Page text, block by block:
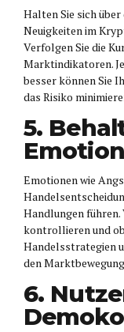
Halten Sie sich
Neuigkeiten im
Verfolgen Sie die
Marktindikatoren.
besser können Sie
das Risiko
5.
Emotionen wie
Handlungen führen.
kontrollieren und
Handelsstrategien
den
6.